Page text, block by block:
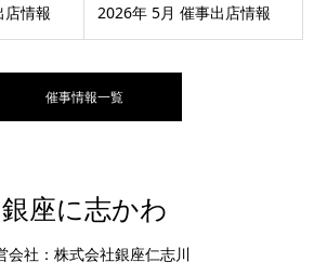
店情報 2026年 5月 催事出店情報
催事情報一覧
銀座に志かわ
会社：株式会社銀座仁志川